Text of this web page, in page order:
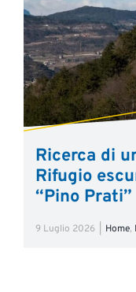
Ricerca di
Rifugio
“Pino Prati”
9 Luglio 2026 Home,